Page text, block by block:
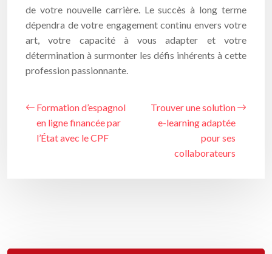
de votre nouvelle carrière. Le succès à long terme
dépendra de votre engagement continu envers votre
art, votre capacité à vous adapter et votre
détermination à surmonter les défis inhérents à cette
profession passionnante.
Formation d’espagnol
en ligne financée par
l’État avec le CPF
Trouver une solution
e-learning adaptée
pour ses
collaborateurs